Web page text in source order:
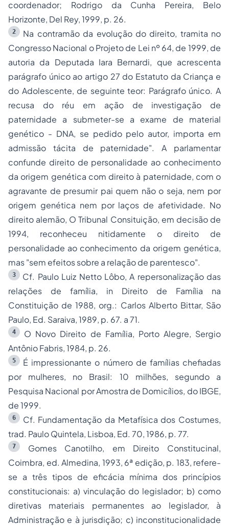
coordenador; Rodrigo da Cunha Pereira, Belo
Horizonte, Del Rey, 1999, p. 26.
2
Na contramão da evolução do direito, tramita no
Congresso Nacional o Projeto de Lei nº 64, de 1999, de
autoria da Deputada Iara Bernardi, que acrescenta
parágrafo único ao artigo 27 do Estatuto da Criança e
do Adolescente, de seguinte teor: Parágrafo único. A
recusa do réu em ação de investigação de
paternidade a submeter-se a exame de material
genético - DNA, se pedido pelo autor, importa em
admissão tácita de paternidade". A parlamentar
confunde direito de personalidade ao conhecimento
da origem genética com direito à paternidade, com o
agravante de presumir pai quem não o seja, nem por
origem genética nem por laços de afetividade. No
direito alemão, O Tribunal Consituição, em decisão de
1994, reconheceu nitidamente o direito de
personalidade ao conhecimento da origem genética,
mas "sem efeitos sobre a relação de parentesco".
3
Cf. Paulo Luiz Netto Lôbo, A repersonalização das
relações de família, in Direito de Família na
Constituição de 1988, org.: Carlos Alberto Bittar, São
Paulo, Ed. Saraiva, 1989, p. 67. a 71.
4 O Novo Direito de Família, Porto Alegre, Sergio
Antônio Fabris, 1984, p. 26.
5
É impressionante o número de famílias chefiadas
por mulheres, no Brasil: 10 milhões, segundo a
Pesquisa Nacional por Amostra de Domicílios, do IBGE,
de 1999.
6 Cf. Fundamentação da Metafísica dos Costumes,
trad. Paulo Quintela, Lisboa, Ed. 70, 1986, p. 77.
7 Gomes Canotilho, em Direito Constitucinal,
Coimbra, ed. Almedina, 1993, 6ª edição, p. 183, refere-
se a três tipos de eficácia mínima dos princípios
constitucionais: a) vinculação do legislador; b) como
diretivas materiais permanentes ao legislador, à
Administração e à jurisdição; c) inconstitucionalidade